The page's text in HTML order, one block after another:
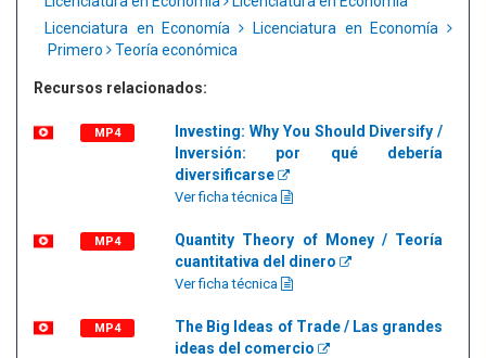
Licenciatura en Economía
Licenciatura en Economía
Primero
Teoría económica
Recursos relacionados:
MP4
Investing: Why You Should Diversify /
Inversión: por qué debería
diversificarse
Ver ficha técnica
MP4
Quantity Theory of Money / Teoría
cuantitativa del dinero
Ver ficha técnica
MP4
The Big Ideas of Trade / Las grandes
ideas del comercio